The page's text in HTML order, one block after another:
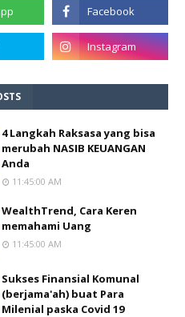
4 Langkah Raksasa yang bisa
merubah NASIB KEUANGAN
Anda
11:45:00 AM
WealthTrend, Cara Keren
memahami Uang
11:45:00 AM
Sukses Finansial Komunal
(berjama'ah) buat Para
Milenial paska Covid 19